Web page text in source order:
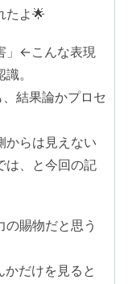
たよ🌟
」←こんな表現
。
結果論かプロセ
からは見えない
は、と今回の記
賜物だと思う
だけを見ると